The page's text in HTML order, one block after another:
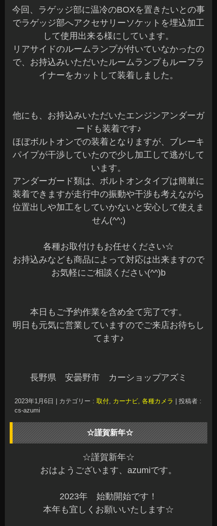
今回、ラゲッジ部に温冷のBOXを置きたいとの事
でラゲッジ部へアクセサリーソケットを埋込加工
して使用出来る様にしています。
リアサイドのルームランプが付いていなかったの
で、お持込みいただいたルームランプもルーフラ
イナーをカットして装着しました。
他にも、お持込みいただいたエンジンアンダーガ
ードも装着です♪
ほぼボルトオンでの装着となりますが、ブレーキ
パイプが干渉していたので少し加工して逃がして
います。
アンダーガード類は、ボルトオンタイプは簡単に
装着できますが走行中の振動や干渉も考えながら
位置出しや加工をしていかないと安心して使えま
せん(^^;)
各種お取付けもお任せください☆
お持込みなども商品によって対応は出来ますので
お気軽にご相談ください(^^)b
本日もご予約作業を含め全て完了です。
明日も元気に営業していますのでご来店お待ちし
てます♪
長野県 安曇野市 カーショップアズミ
2023年1月6日 カテゴリー : 取付, カーナビ, 各種カメラ
投稿者 :
cs-azumi
☆謹賀新年☆
☆謹賀新年☆
おはようございます、azumiです。
2023年 始動開始です！
本年も宜しくお願いいたします☆